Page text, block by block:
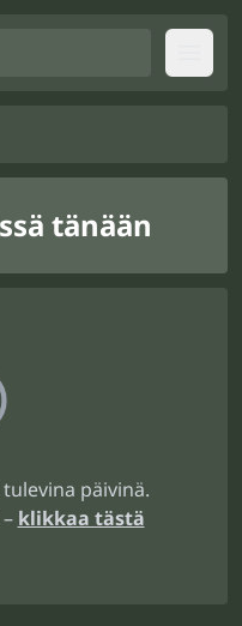
tänään
päivinä.
klikkaa tästä